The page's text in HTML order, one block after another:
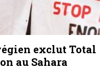
exclut Total
au Sahara